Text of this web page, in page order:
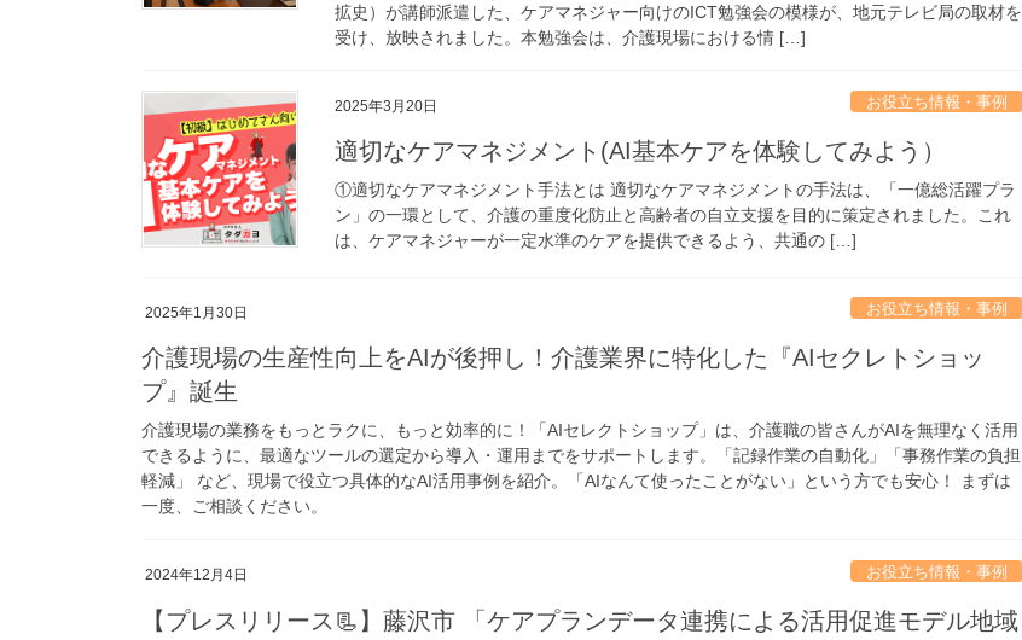
拡史）が講師派遣した、ケアマネジャー向けのICT勉強会の模様が、地元テレビ局の取材を
受け、放映されました。本勉強会は、介護現場における情 […]
2025年3月20日 お役立ち情報・事例
適切なケアマネジメント(AI基本ケアを体験してみよう）
①適切なケアマネジメント手法とは 適切なケアマネジメントの手法は、「一億総活躍プラ
ン」の一環として、介護の重度化防止と高齢者の自立支援を目的に策定されました。これ
は、ケアマネジャーが一定水準のケアを提供できるよう、共通の […]
2025年1月30日 お役立ち情報・事例
介護現場の生産性向上をAIが後押し！介護業界に特化した『AIセクレトショッ
プ』誕生
介護現場の業務をもっとラクに、もっと効率的に！「AIセレクトショップ」は、介護職の皆さんがAIを無理なく活用
できるように、最適なツールの選定から導入・運用までをサポートします。「記録作業の自動化」「事務作業の負担
軽減」 など、現場で役立つ具体的なAI活用事例を紹介。「AIなんて使ったことがない」という方でも安心！ まずは
一度、ご相談ください。
2024年12月4日 お役立ち情報・事例
【プレスリリース📃】藤沢市 「ケアプランデータ連携による活用促進モデル地域